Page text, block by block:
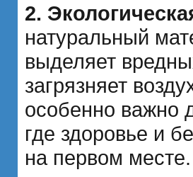
2.
натуральный
выделяет
загрязняет
особенно важно
где здоровье и
на первом месте.